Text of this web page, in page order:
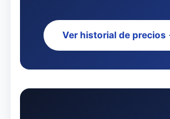
Ver historial de precios